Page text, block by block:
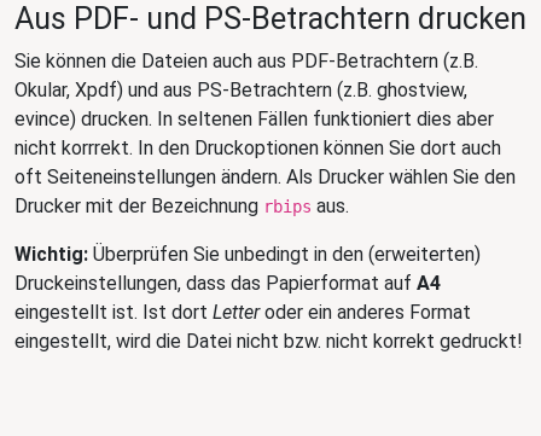
Aus PDF- und PS-Betrachtern drucken
Sie können die Dateien auch aus PDF-Betrachtern (z.B.
Okular, Xpdf) und aus PS-Betrachtern (z.B. ghostview,
evince) drucken. In seltenen Fällen funktioniert dies aber
nicht korrrekt. In den Druckoptionen können Sie dort auch
oft Seiteneinstellungen ändern. Als Drucker wählen Sie den
Drucker mit der Bezeichnung rbips aus.
Wichtig: Überprüfen Sie unbedingt in den (erweiterten)
Druckeinstellungen, dass das Papierformat auf A4
eingestellt ist. Ist dort Letteroder ein anderes Format
eingestellt, wird die Datei nicht bzw. nicht korrekt gedruckt!